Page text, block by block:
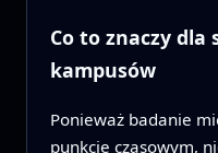
Co to znaczy
kampusów
Ponieważ badanie
punkcie czasowym,